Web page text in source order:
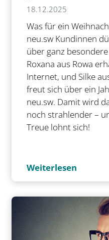
18.12.2025
Was für ein
neu.sw Kundinnen
über ganz
Roxana aus Rowa
Internet, und Silke
freut sich über ein
neu.sw. Damit wird
noch strahlender –
Treue lohnt sich!
Weiterlesen